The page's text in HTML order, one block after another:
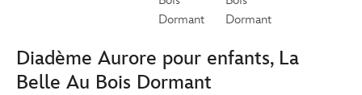
Diadème Aurore pour enfants, La
Belle Au Bois Dormant